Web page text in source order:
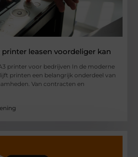
printer leasen voordeliger kan
printer voor bedrijven In de moderne
printen een belangrijk onderdeel van
Van contracten en